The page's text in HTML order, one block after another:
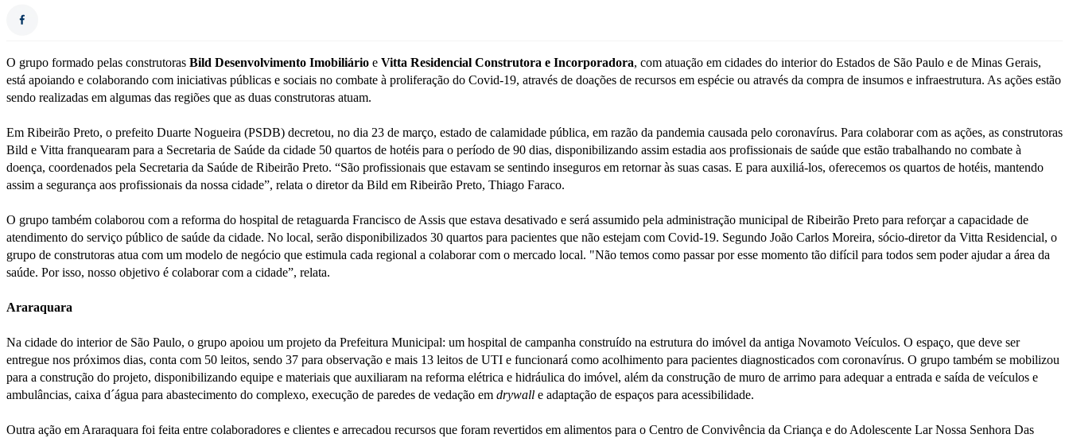
O grupo formado pelas construtoras Bild Desenvolvimento Imobiliário e Vitta Residencial Construtora e Incorporadora, com atuação em cidades do interior do Estados de São Paulo e de Minas Gerais,
está apoiando e colaborando com iniciativas públicas e sociais no combate à proliferação do Covid-19, através de doações de recursos em espécie ou através da compra de insumos e infraestrutura. As ações estão
sendo realizadas em algumas das regiões que as duas construtoras atuam.
Em Ribeirão Preto, o prefeito Duarte Nogueira (PSDB) decretou, no dia 23 de março, estado de calamidade pública, em razão da pandemia causada pelo coronavírus. Para colaborar com as ações, as construtoras
Bild e Vitta franquearam para a Secretaria de Saúde da cidade 50 quartos de hotéis para o período de 90 dias, disponibilizando assim estadia aos profissionais de saúde que estão trabalhando no combate à
doença, coordenados pela Secretaria da Saúde de Ribeirão Preto. “São profissionais que estavam se sentindo inseguros em retornar às suas casas. E para auxiliá-los, oferecemos os quartos de hotéis, mantendo
assim a segurança aos profissionais da nossa cidade”, relata o diretor da Bild em Ribeirão Preto, Thiago Faraco.
O grupo também colaborou com a reforma do hospital de retaguarda Francisco de Assis que estava desativado e será assumido pela administração municipal de Ribeirão Preto para reforçar a capacidade de
atendimento do serviço público de saúde da cidade. No local, serão disponibilizados 30 quartos para pacientes que não estejam com Covid-19. Segundo João Carlos Moreira, sócio-diretor da Vitta Residencial, o
grupo de construtoras atua com um modelo de negócio que estimula cada regional a colaborar com o mercado local. "Não temos como passar por esse momento tão difícil para todos sem poder ajudar a área da
saúde. Por isso, nosso objetivo é colaborar com a cidade”, relata.
Araraquara
Na cidade do interior de São Paulo, o grupo apoiou um projeto da Prefeitura Municipal: um hospital de campanha construído na estrutura do imóvel da antiga Novamoto Veículos. O espaço, que deve ser
entregue nos próximos dias, conta com 50 leitos, sendo 37 para observação e mais 13 leitos de UTI e funcionará como acolhimento para pacientes diagnosticados com coronavírus. O grupo também se mobilizou
para a construção do projeto, disponibilizando equipe e materiais que auxiliaram na reforma elétrica e hidráulica do imóvel, além da construção de muro de arrimo para adequar a entrada e saída de veículos e
ambulâncias, caixa d´água para abastecimento do complexo, execução de paredes de vedação em drywall e adaptação de espaços para acessibilidade.
Outra ação em Araraquara foi feita entre colaboradores e clientes e arrecadou recursos que foram revertidos em alimentos para o Centro de Convivência da Criança e do Adolescente Lar Nossa Senhora Das